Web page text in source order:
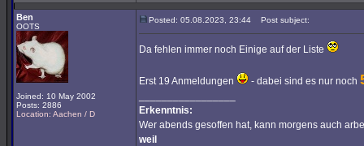
Ben
OOTS
Joined: 10 May 2002
Posts: 2886
Location: Aachen / D
Posted: 05.08.2023, 23:44 Post subject:
Da fehlen immer noch Einige auf der Liste
Erst 19 Anmeldungen - dabei sind es nur noch
Erkenntnis:
Wer abends gesoffen hat, kann morgens auch
weil